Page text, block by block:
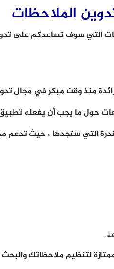
الملاحظات
التي سوف تساعدكم على
حول ما يجب أن يفعله
التي ستجدها ، حيث تدعم
لتنظيم ملاحظاتك والبحث